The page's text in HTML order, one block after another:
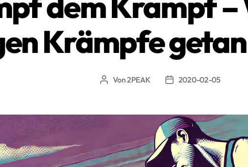
Krämpfe
Beitragsautor
Von2PEAK Beitragsdatum
2020-02-05